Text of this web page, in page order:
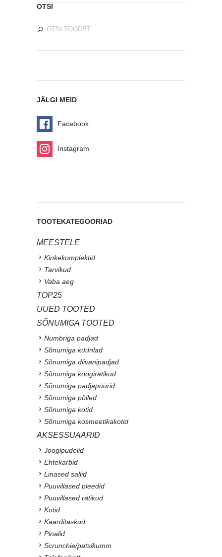
OTSI
JÄLGI MEID
Facebook
Instagram
TOOTEKATEGOORIAD
MEESTELE
Kinkekomplektid
Tarvikud
Vaba aeg
TOP25
UUED TOOTED
SÕNUMIGA TOOTED
Numbriga padjad
Sõnumiga küünlad
Sõnumiga diivanipadjad
Sõnumiga köögirätikud
Sõnumiga padjapüürid
Sõnumiga põlled
Sõnumiga kotid
Sõnumiga kosmeetikakotid
AKSESSUAARID
Joogipudelid
Ehtekarbid
Linased sallid
Puuvillased pleedid
Puuvillased rätikud
Kotid
Kaarditaskud
Pinalid
Scrunchie/patsikumm